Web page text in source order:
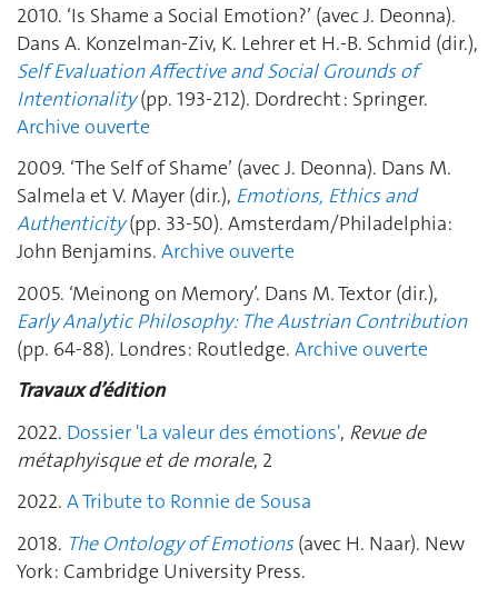
2010. ‘Is Shame a Social Emotion?’ (avec J. Deonna).
Dans A. Konzelman-Ziv, K. Lehrer et H.-B. Schmid (dir.),
Self Evaluation Affective and Social Grounds of
Intentionality(pp. 193-212). Dordrecht : Springer.
Archive ouverte
2009. ‘The Self of Shame’ (avec J. Deonna). Dans M.
Salmela et V. Mayer (dir.), Emotions, Ethics and
Authenticity(pp. 33-50). Amsterdam/Philadelphia:
John Benjamins. Archive ouverte
2005. ‘Meinong on Memory’. Dans M. Textor (dir.),
Early Analytic Philosophy: The Austrian Contribution
(pp. 64-88). Londres: Routledge. Archive ouverte
Travaux d’édition
2022. Dossier 'La valeur des émotions', Revue de
métaphyisque et de morale, 2
2022. A Tribute to Ronnie de Sousa
2018. The Ontology of Emotions(avec H. Naar). New
York: Cambridge University Press.